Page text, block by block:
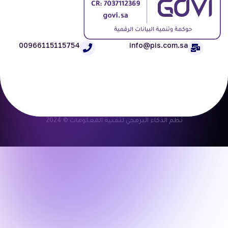
info@pis.com.sa
00966115115754
نظم الذكاء البرمجي لتقنية المعلومات © 2024